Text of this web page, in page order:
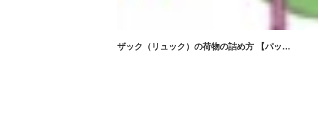
ザック（リュック）の荷物の詰め方 【パッ…